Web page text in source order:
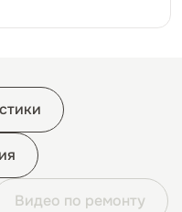
Видео по ремонту